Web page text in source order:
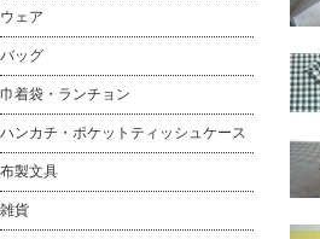
ウェア
バッグ
巾着袋・ランチョン
ハンカチ・ポケットティッシュケース
布製文具
雑貨